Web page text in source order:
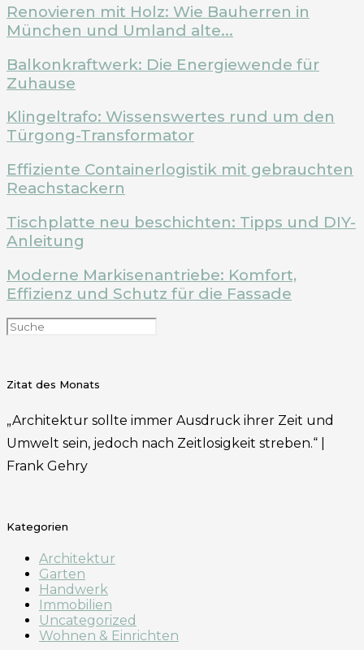
Renovieren mit Holz: Wie Bauherren in
München und Umland alte...
Balkonkraftwerk: Die Energiewende für
Zuhause
Klingeltrafo: Wissenswertes rund um den
Türgong-Transformator
Effiziente Containerlogistik mit gebrauchten
Reachstackern
Tischplatte neu beschichten: Tipps und DIY-
Anleitung
Moderne Markisenantriebe: Komfort,
Effizienz und Schutz für die Fassade
Zitat des Monats
„Architektur sollte immer Ausdruck ihrer Zeit und
Umwelt sein, jedoch nach Zeitlosigkeit streben.“ |
Frank Gehry
Kategorien
Architektur
Garten
Handwerk
Immobilien
Uncategorized
Wohnen & Einrichten